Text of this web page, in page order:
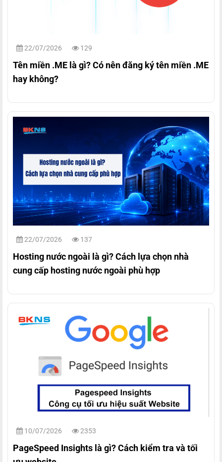
22/07/2026 129
Tên miền .ME là gì? Có nên đăng ký tên miền .ME
hay không?
22/07/2026 137
Hosting nước ngoài là gì? Cách lựa chọn nhà
cung cấp hosting nước ngoài phù hợp
10/07/2026 2353
PageSpeed Insights là gì? Cách kiểm tra và tối